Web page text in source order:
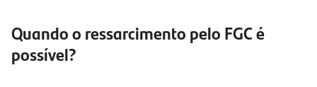
Quando o ressarcimento pelo FGC é
possível?